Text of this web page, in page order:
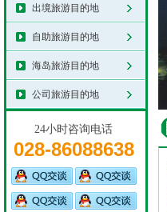
出境旅游目的地
自助旅游目的地
海岛旅游目的地
公司旅游目的地
24小时咨询电话
028-86088638